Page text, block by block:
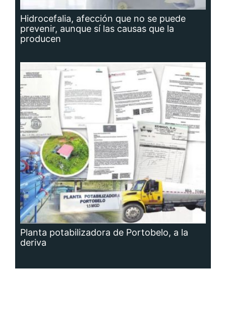
Hidrocefalia, afección que no se puede
prevenir, aunque sí las causas que la
producen
Planta potabilizadora de Portobelo, a la
deriva